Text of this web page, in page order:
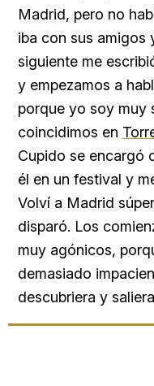
Madrid, pero no
iba con sus amigos
siguiente me
y empezamos a
porque yo soy muy
coincidimos en
Cupido se encargó
él en un festival y
Volví a Madrid
disparó. Los
muy agónicos,
demasiado
descubriera y